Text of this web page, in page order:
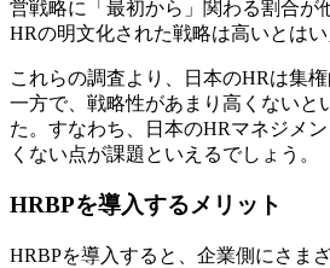
営戦略に「最初から」関わる割合が
HRの明文化された戦略は高いとはい
これらの調査より、日本のHRは集
一方で、戦略性があまり高くないと
た。すなわち、日本のHRマネジメ
くない点が課題といえるでしょう。
HRBPを導入するメリット
HRBPを導入すると、企業側にさま